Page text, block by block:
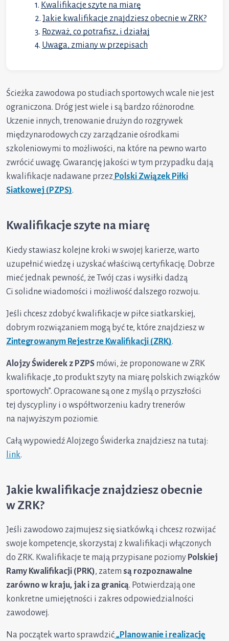
Kwalifikacje szyte na miarę
Jakie kwalifikacje znajdziesz obecnie w ZRK?
Rozważ, co potrafisz, i działaj
Uwaga, zmiany w przepisach
Ścieżka zawodowa po studiach sportowych wcale nie jest
ograniczona. Dróg jest wiele i są bardzo różnorodne.
Uczenie innych, trenowanie drużyn do rozgrywek
międzynarodowych czy zarządzanie ośrodkami
szkoleniowymi to możliwości, na które na pewno warto
zwrócić uwagę. Gwarancję jakości w tym przypadku dają
kwalifikacje nadawane przez Polski Związek Piłki
Siatkowej (PZPS).
Kwalifikacje szyte na miarę
Kiedy stawiasz kolejne kroki w swojej karierze, warto
uzupełnić wiedzę i uzyskać właściwą certyfikację. Dobrze
mieć jednak pewność, że Twój czas i wysiłki dadzą
Ci solidne wiadomości i możliwość dalszego rozwoju.
Jeśli chcesz zdobyć kwalifikacje w piłce siatkarskiej,
dobrym rozwiązaniem mogą być te, które znajdziesz w
Zintegrowanym Rejestrze Kwalifikacji (ZRK).
Alojzy Świderek z PZPS mówi, że proponowane w ZRK
kwalifikacje „to produkt szyty na miarę polskich związków
sportowych”. Opracowane są one z myślą o przyszłości
tej dyscypliny i o współtworzeniu kadry trenerów
na najwyższym poziomie.
Całą wypowiedź Alojzego Świderka znajdziesz na tutaj:
link.
Jakie kwalifikacje znajdziesz obecnie
w ZRK?
Jeśli zawodowo zajmujesz się siatkówką i chcesz rozwijać
swoje kompetencje, skorzystaj z kwalifikacji włączonych
do ZRK. Kwalifikacje te mają przypisane poziomy Polskiej
Ramy Kwalifikacji (PRK), zatem są rozpoznawalne
zarówno w kraju, jak i za granicą. Potwierdzają one
konkretne umiejętności i zakres odpowiedzialności
zawodowej.
Na początek warto sprawdzić„Planowanie i realizację